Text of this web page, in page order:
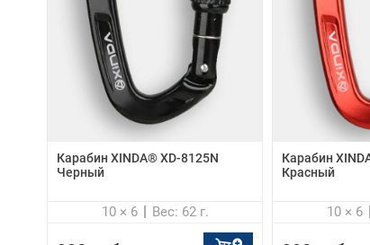
Карабин XINDA® XD-8125N
Черный
10 × 6 Вес: 62 г.
Карабин
Красный
10 × 6